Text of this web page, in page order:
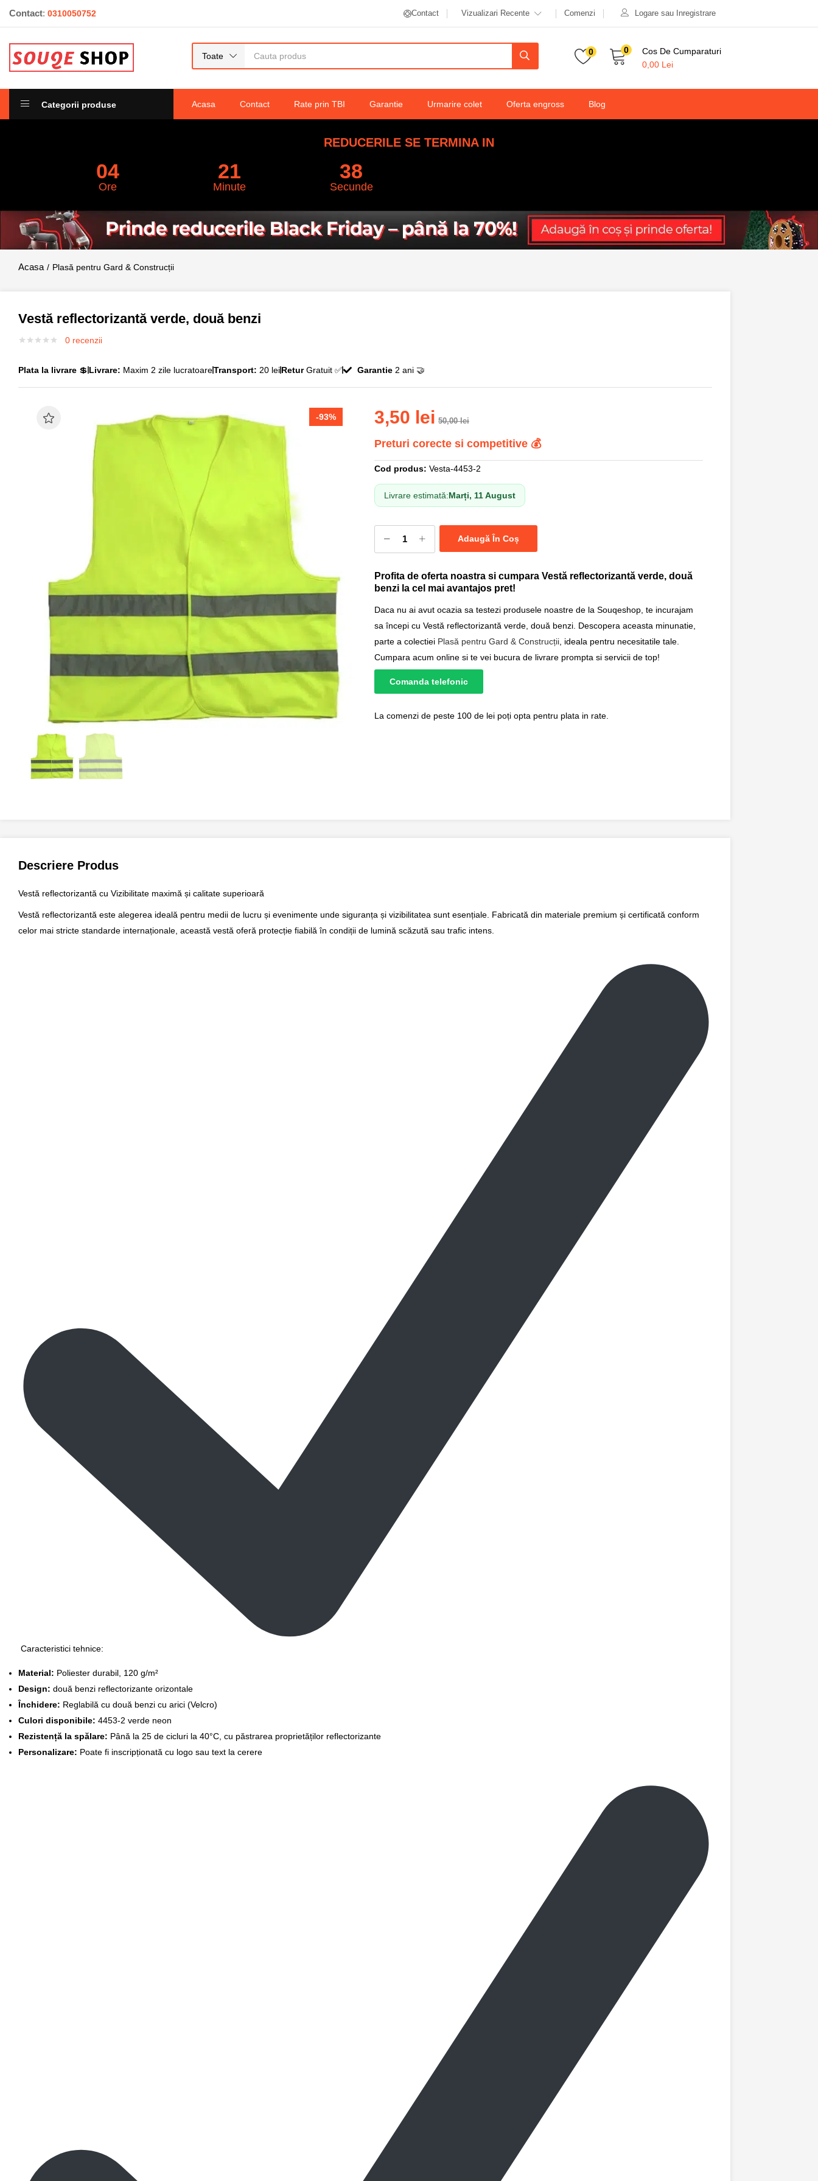
Contact: 0310050752 Contact Vizualizari Recente Comenzi Logare sau Inregistrare
Toate 0 0
Cos De Cumparaturi
0,00 Lei
Categorii produse Acasa Contact Rate prin TBI Garantie Urmarire colet Oferta engross Blog
REDUCERILE SE TERMINA IN
04
Ore
21
Minute
37
Secunde
Plasă pentru Gard & Construcții
Vestă reflectorizantă verde, două benzi
0 recenzii
Plata la livrare 💲 Livrare: Maxim 2 zile lucratoareTransport: 20 leiReturGratuit ✅ Garantie2 ani 🤝
-93% 3,50 lei 50,00lei
Preturi corecte si competitive 💰
Cod produs: Vesta-4453-2
Livrare estimată:Marți, 11 August
Adaugă În Coș
Profita de oferta noastra si cumpara Vestă reflectorizantă verde, două
benzi la cel mai avantajos pret!
Daca nu ai avut ocazia sa testezi produsele noastre de la Souqeshop, te incurajam
sa începi cu Vestă reflectorizantă verde, două benzi. Descopera aceasta minunatie,
parte a colectiei Plasă pentru Gard & Construcții , ideala pentru necesitatile tale.
Cumpara acum online si te vei bucura de livrare prompta si servicii de top!
Comanda telefonic
La comenzi de peste 100 de lei poți opta pentru plata in rate.
Descriere Produs
Vestă reflectorizantă cu Vizibilitate maximă și calitate superioară
Vestă reflectorizantă este alegerea ideală pentru medii de lucru și evenimente unde siguranța și vizibilitatea sunt esențiale. Fabricată din materiale premium și certificată conform
celor mai stricte standarde internaționale, această vestă oferă protecție fiabilă în condiții de lumină scăzută sau trafic intens.
Caracteristici tehnice:
Material: Poliester durabil, 120 g/m²
Design: două benzi reflectorizante orizontale
Închidere: Reglabilă cu două benzi cu arici (Velcro)
Culori disponibile: 4453-2 verde neon
Rezistență la spălare: Până la 25 de cicluri la 40°C, cu păstrarea proprietăților reflectorizante
Personalizare: Poate fi inscripționată cu logo sau text la cerere